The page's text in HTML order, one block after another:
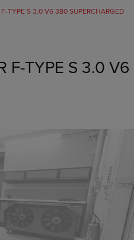
TYPE S 3.0 V6 380 SUPERCHARGED
F-TYPE S 3.0 V6